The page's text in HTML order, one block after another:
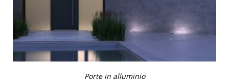
Porte in alluminio